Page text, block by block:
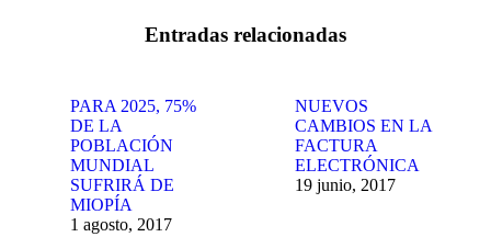
Entradas relacionadas
PARA 2025, 75%
DE LA
POBLACIÓN
MUNDIAL
SUFRIRÁ DE
MIOPÍA
1 agosto, 2017
NUEVOS
CAMBIOS EN LA
FACTURA
ELECTRÓNICA
19 junio, 2017